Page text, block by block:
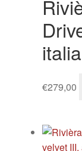
€279,00